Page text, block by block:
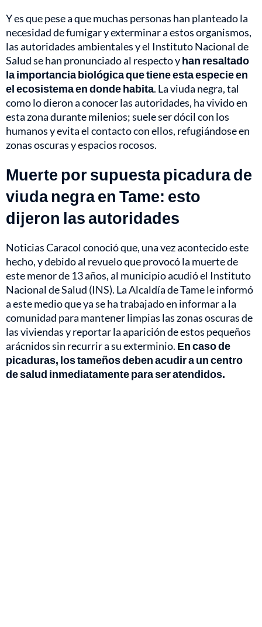
Y es que pese a que muchas personas han planteado la
necesidad de fumigar y exterminar a estos organismos,
las autoridades ambientales y el Instituto Nacional de
Salud se han pronunciado al respecto yhan resaltado
la importancia biológica que tiene esta especie en
el ecosistema en donde habita. La viuda negra, tal
como lo dieron a conocer las autoridades, ha vivido en
esta zona durante milenios; suele ser dócil con los
humanos y evita el contacto con ellos, refugiándose en
zonas oscuras y espacios rocosos.
Muerte por supuesta picadura de
viuda negra en Tame: esto
dijeron las autoridades
Noticias Caracol conoció que, una vez acontecido este
hecho, y debido al revuelo que provocó la muerte de
este menor de 13 años, al municipio acudió el Instituto
Nacional de Salud (INS). La Alcaldía de Tame le informó
a este medio que ya se ha trabajado en informar a la
comunidad para mantener limpias las zonas oscuras de
las viviendas y reportar la aparición de estos pequeños
arácnidos sin recurrir a su exterminio. En caso de
picaduras, los tameños deben acudir a un centro
de salud inmediatamente para ser atendidos.